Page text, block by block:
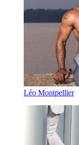
Léo Montpellier